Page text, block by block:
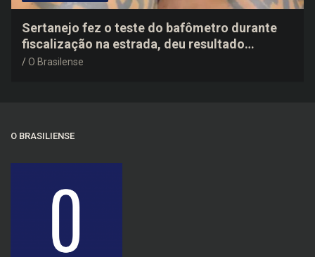
Sertanejo fez o teste do bafômetro durante
fiscalização na estrada, deu resultado
negativo e elogiou o trabalho dos agentes de
O Brasilense
O BRASILIENSE